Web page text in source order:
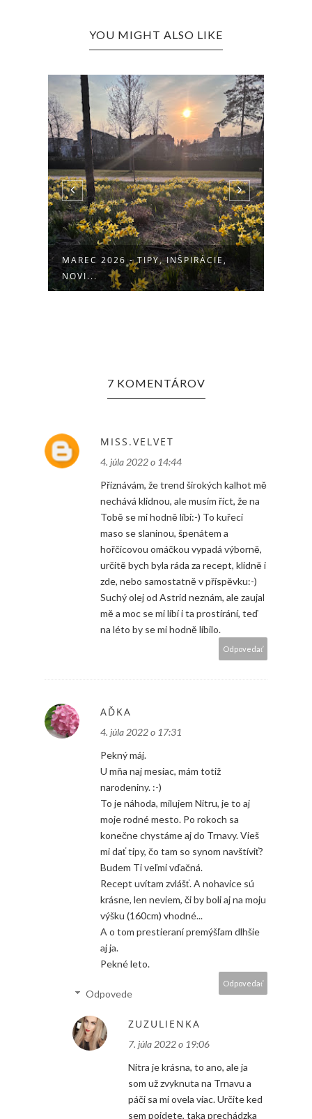
YOU MIGHT ALSO LIKE
FEBRUÁR 2026 - TIPY, RADY,
INŠPIRÁC...
7 KOMENTÁROV
MISS.VELVET
4. júla 2022 o 14:44
Přiznávám, že trend širokých kalhot mě
nechává klidnou, ale musím říct, že na
Tobě se mi hodně líbí:-) To kuřecí
maso se slaninou, špenátem a
hořčicovou omáčkou vypadá výborně,
určitě bych byla ráda za recept, klidně i
zde, nebo samostatně v příspěvku:-)
Suchý olej od Astrid neznám, ale zaujal
mě a moc se mi líbí i ta prostírání, teď
na léto by se mi hodně líbilo.
Odpovedať
AĎKA
4. júla 2022 o 17:31
Pekný máj.
U mňa naj mesiac, mám totiž
narodeniny. :-)
To je náhoda, milujem Nitru, je to aj
moje rodné mesto. Po rokoch sa
konečne chystáme aj do Trnavy. Vieš
mi dať tipy, čo tam so synom navštíviť?
Budem Ti veľmi vďačná.
Recept uvítam zvlášť. A nohavice sú
krásne, len neviem, či by boli aj na moju
výšku (160cm) vhodné...
A o tom prestieraní premýšľam dlhšie
aj ja.
Pekné leto.
Odpovedať
Odpovede
ZUZULIENKA
7. júla 2022 o 19:06
Nitra je krásna, to ano, ale ja
som už zvyknuta na Trnavu a
páči sa mi ovela viac. Určite ked
sem pojdete, taka prechádzka